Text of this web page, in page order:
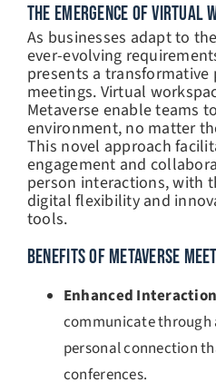
THE EMERGENCE OF VIRTUAL
As businesses adapt to
ever-evolving
presents a
meetings. Virtual
Metaverse enable teams
environment, no matter
This novel approach
engagement and
person interactions, with
digital flexibility and
tools.
BENEFITS OF METAVERSE
Enhanced
communicate through
personal connection
conferences.